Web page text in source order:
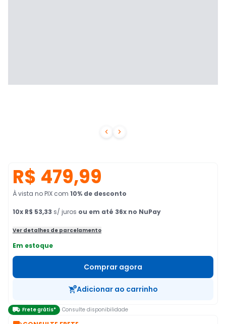
 
R$ 479,99
À vista no PIX com 10% de desconto
10x R$ 53,33 s/ juros ou em até 36x no NuPay
Ver detalhes de parcelamento
Em estoque
Comprar agora
Adicionar ao carrinho
 Frete grátis* Consulte disponibilidade